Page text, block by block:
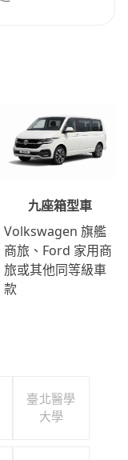
九座箱型車
Volkswagen 旗艦
商旅、Ford 家用商
旅或其他同等級車
款
臺北醫學
大學